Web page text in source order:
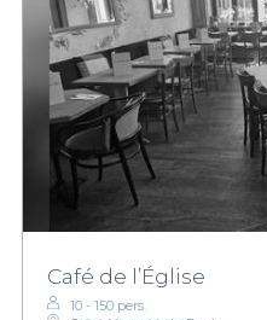
Café de l’Église
10 - 150 pers.